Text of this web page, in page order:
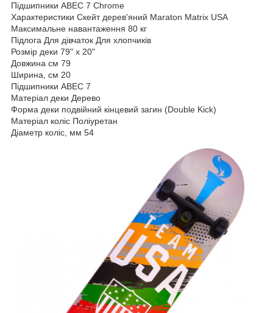
Підшипники ABEC 7 Chrome
Характеристики Скейт дерев'яний Maraton Matrix USA
Максимальне навантаження 80 кг
Підлога Для дівчаток Для хлопчиків
Розмір деки 79" х 20"
Довжина см 79
Ширина, см 20
Підшипники ABEC 7
Матеріал деки Дерево
Форма деки подвійний кінцевий загин (Double Kick)
Матеріал коліс Поліуретан
Діаметр коліс, мм 54